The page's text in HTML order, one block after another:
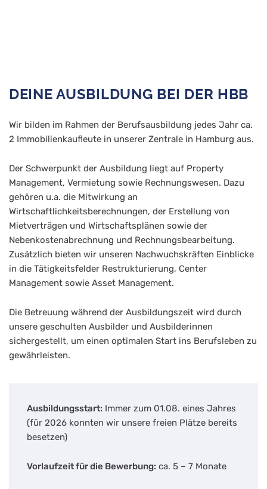
DEINE AUSBILDUNG BEI DER HBB
Wir bilden im Rahmen der Berufsausbildung jedes Jahr ca.
2 Immobilienkaufleute in unserer Zentrale in Hamburg aus.
Der Schwerpunkt der Ausbildung liegt auf Property
Management, Vermietung sowie Rechnungswesen. Dazu
gehören u.a. die Mitwirkung an
Wirtschaftlichkeitsberechnungen, der Erstellung von
Mietverträgen und Wirtschaftsplänen sowie der
Nebenkostenabrechnung und Rechnungsbearbeitung.
Zusätzlich bieten wir unseren Nachwuchskräften Einblicke
in die Tätigkeitsfelder Restrukturierung, Center
Management sowie Asset Management.
Die Betreuung während der Ausbildungszeit wird durch
unsere geschulten Ausbilder und Ausbilderinnen
sichergestellt, um einen optimalen Start ins Berufsleben zu
gewährleisten.
Ausbildungsstart: Immer zum 01.08. eines Jahres
(für 2026 konnten wir unsere freien Plätze bereits
besetzen)
Vorlaufzeit für die Bewerbung: ca. 5 – 7 Monate